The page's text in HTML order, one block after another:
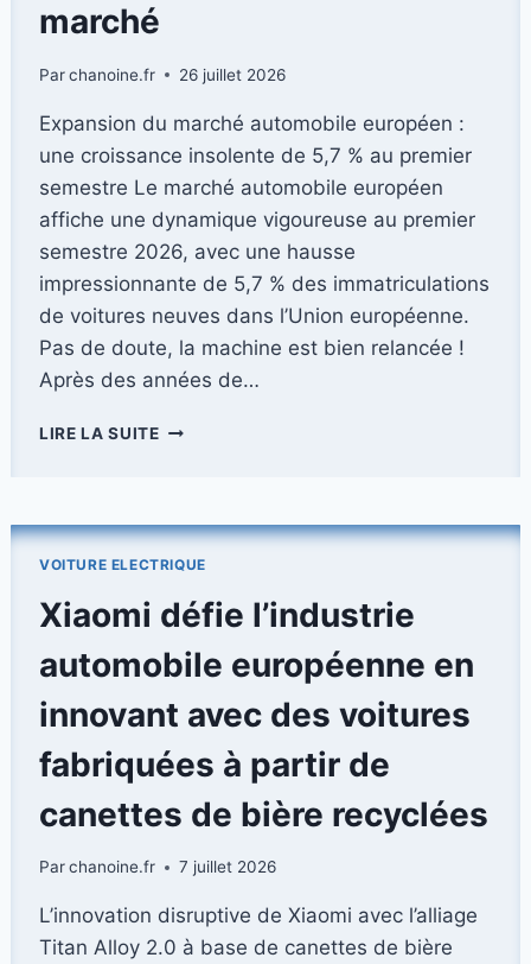
marché
Parchanoine.fr 26 juillet 2026
Expansion du marché automobile européen :
une croissance insolente de 5,7 % au premier
semestre Le marché automobile européen
affiche une dynamique vigoureuse au premier
semestre 2026, avec une hausse
impressionnante de 5,7 % des immatriculations
de voitures neuves dans l’Union européenne.
Pas de doute, la machine est bien relancée !
Après des années de…
LIRE LA SUITELE
EN
EXPANSION
CROISSANCE
DE
5,7
%
ET
LES
VÉHICULES
ÉLECTRIQUES
FRANCHISSENT
BARRE
20
%
VOITURE ELECTRIQUE
Xiaomi défie l’industrie
automobile européenne en
innovant avec des voitures
fabriquées à partir de
canettes de bière recyclées
Parchanoine.fr 7 juillet 2026
L’innovation disruptive de Xiaomi avec l’alliage
Titan Alloy 2.0 à base de canettes de bière